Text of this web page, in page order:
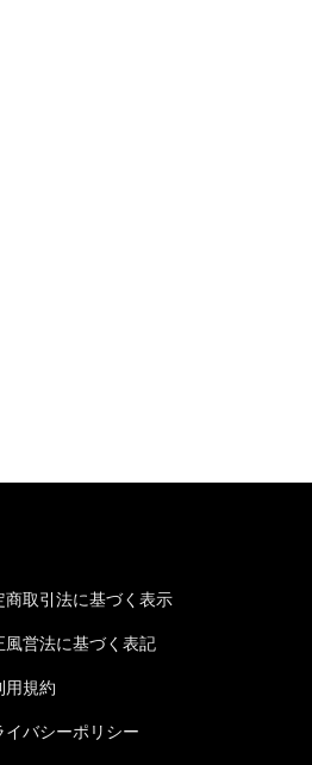
商取引法に基づく表示
風営法に基づく表記
用規約
イバシーポリシー